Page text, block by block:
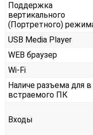
Поддержка
вертикального
(Портретного)
USB Media Player
WEB браузер
Wi-Fi
Наличе разъема для в
встраемого ПК
Входы